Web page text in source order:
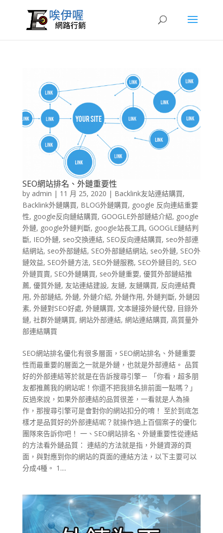
SEO網站排名、外鏈重要性
by admin | 11 月 25, 2020 | Backlink友站連結購買,
Backlink外鏈購買, BLOG外鏈購買, google 反向連結重要
性, google反向鏈結購買, GOOGLE外部鏈結介紹, google
外鏈, google外鏈判斷, google站長工具, GOOGLE鏈結判
斷, IEO外鏈, seo交換連結, SEO反向連結購買, seo外部連
結網站, seo外部鏈結, SEO外部鏈結網站, seo外鏈, SEO外
鏈效益, SEO外鏈方法, SEO外鏈服務, SEO外鏈目的, SEO
外鏈買賣, SEO外鏈購買, seo外鏈重要, 優質外部鏈結推
薦, 優質外鏈, 友站連結建設, 友鏈, 友鏈購買, 反向連結費
用, 外部鏈結, 外鏈, 外鏈介紹, 外鏈作用, 外鏈判斷, 外鏈因
素, 外鏈對SEO好處, 外鏈購買, 文本鏈接外鏈代發, 目錄外
鏈, 社群外鏈購買, 網站外部連結, 網站連結購買, 高質量外
部連結購買
SEO網站排名優化有很多層面，SEO網站排名、外鏈重要
性而最重要的層面之一就是外鏈，也就是外部連結。 品質
好的外部連結等於就是在告訴搜尋引擎－ 「你看，超多朋
友都推薦我的網站呢！你還不把我排名排前面一點嗎？」
反過來說，如果外部連結的品質很差，一看就是人為操
作，那搜尋引擎可是會對你的網站扣分的唷！ 至於到底怎
樣才是品質好的外部連結呢？就操作過上百個案子的優化
團隊來告訴你吧！ 一、SEO網站排名、外鏈重要性從連結
的方法看外鏈品質： 連結的方法就是指，外鏈資源的頁
面，與對應到你的網站的頁面的連結方法，以下主要可以
分成4種。 1....